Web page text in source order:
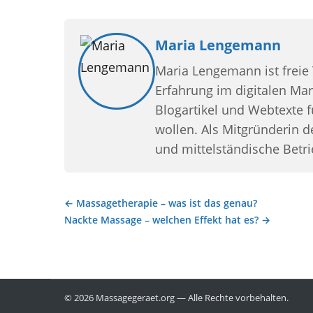
Maria Lengemann
Maria Lengemann ist
Erfahrung im digitalen
Blogartikel und Webtexte
wollen. Als Mitgründerin
und mittelständische
Beitragsnavigation
← Massagetherapie – was ist das genau?
Nackte Massage – welchen Effekt hat es? →
© 2026 Massagegeraet.org — Alle Rechte vorbehalten.